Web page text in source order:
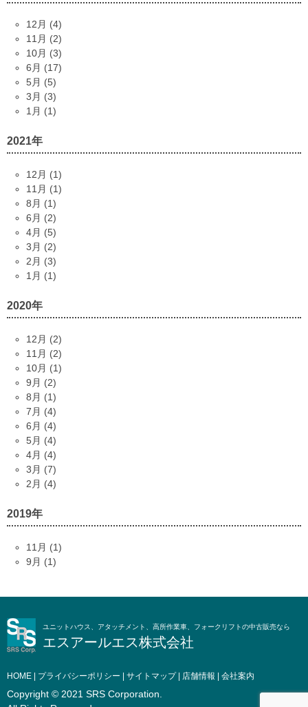
12月 (4)
11月 (2)
10月 (3)
6月 (17)
5月 (5)
3月 (3)
1月 (1)
2021年
12月 (1)
11月 (1)
8月 (1)
6月 (2)
4月 (5)
3月 (2)
2月 (3)
1月 (1)
2020年
12月 (2)
11月 (2)
10月 (1)
9月 (2)
8月 (1)
7月 (4)
6月 (4)
5月 (4)
4月 (4)
3月 (7)
2月 (4)
2019年
11月 (1)
9月 (1)
ユニットハウス、アタッチメント、高所作業車、フォークリフトの中古販売なら
エスアールエス株式会社
HOME プライバシーポリシー サイトマップ| 店舗情報 会社案内
Copyright © 2021 SRS Corporation.